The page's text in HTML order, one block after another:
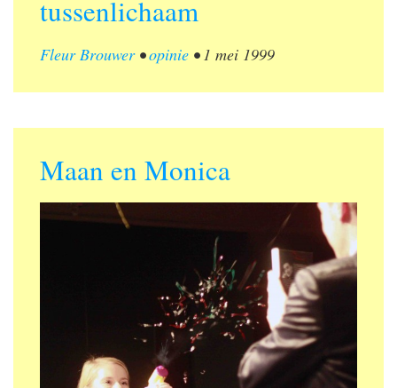
tussenlichaam
Fleur Brouwer•opinie •1 mei 1999
Maan en Monica